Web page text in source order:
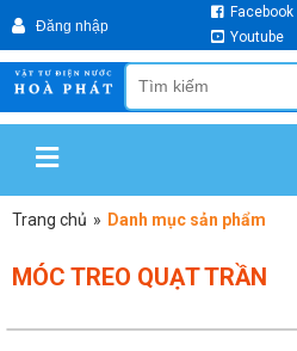
Facebook
Youtube
Trang chủ » Danh mục sản phẩm
MÓC TREO QUẠT TRẦN